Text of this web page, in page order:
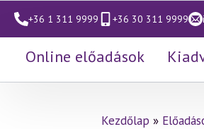
+36 1 311 9999 +36 30 311 9999
Online előadások
Kezdőlap »